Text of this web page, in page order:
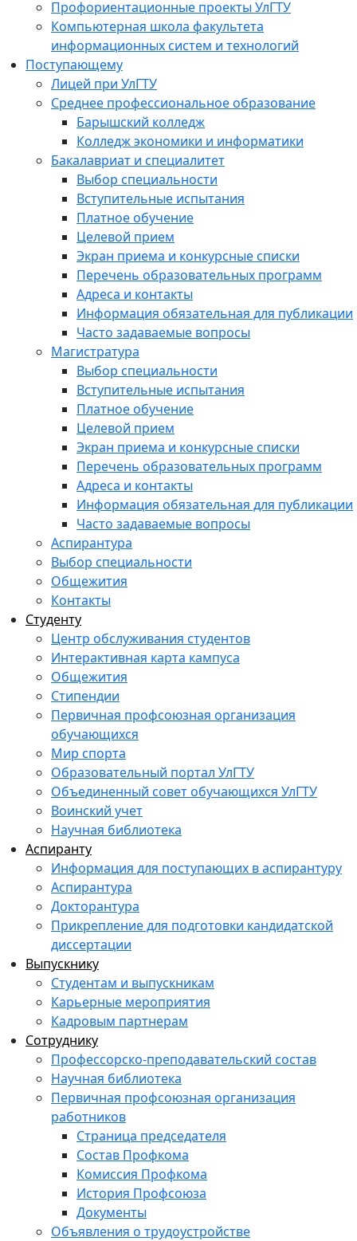
Профориентационные проекты УлГТУ
Компьютерная школа факультета
информационных систем и технологий
Поступающему
Лицей при УлГТУ
Среднее профессиональное образование
Барышский колледж
Колледж экономики и информатики
Бакалавриат и специалитет
Выбор специальности
Вступительные испытания
Платное обучение
Целевой прием
Экран приема и конкурсные списки
Перечень образовательных программ
Адреса и контакты
Информация обязательная для публикации
Часто задаваемые вопросы
Магистратура
Выбор специальности
Вступительные испытания
Платное обучение
Целевой прием
Экран приема и конкурсные списки
Перечень образовательных программ
Адреса и контакты
Информация обязательная для публикации
Часто задаваемые вопросы
Аспирантура
Выбор специальности
Общежития
Контакты
Студенту
Центр обслуживания студентов
Интерактивная карта кампуса
Общежития
Стипендии
Первичная профсоюзная организация
обучающихся
Мир спорта
Образовательный портал УлГТУ
Объединенный совет обучающихся УлГТУ
Воинский учет
Научная библиотека
Аспиранту
Информация для поступающих в аспирантуру
Аспирантура
Докторантура
Прикрепление для подготовки кандидатской
диссертации
Выпускнику
Студентам и выпускникам
Карьерные мероприятия
Кадровым партнерам
Сотруднику
Профессорско-преподавательский состав
Научная библиотека
Первичная профсоюзная организация
работников
Страница председателя
Состав Профкома
Комиссия Профкома
История Профсоюза
Документы
Объявления о трудоустройстве